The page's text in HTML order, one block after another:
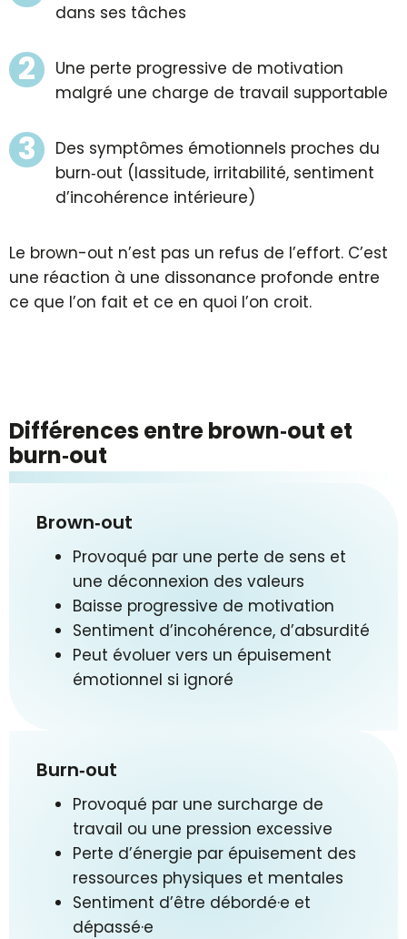
dans ses tâches
Une perte progressive de motivation
malgré une charge de travail supportable
Des symptômes émotionnels proches du
burn‑out (lassitude, irritabilité, sentiment
d’incohérence intérieure)
Le brown-out n’est pas un refus de l’effort. C’est
une réaction à une dissonance profonde entre
ce que l’on fait et ce en quoi l’on croit.
Différences entre brown‑out et
burn‑out
Brown‑out
Provoqué par une perte de sens et
une déconnexion des valeurs
Baisse progressive de motivation
Sentiment d’incohérence, d’absurdité
Peut évoluer vers un épuisement
émotionnel si ignoré
Burn‑out
Provoqué par une surcharge de
travail ou une pression excessive
Perte d’énergie par épuisement des
ressources physiques et mentales
Sentiment d’être débordé·e et
dépassé·e